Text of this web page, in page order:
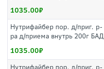
1035.00
Нутрифайбер пор. д/приг. р-
ра д/приема внутрь 200г БАД
1035.00
Нутрифайбер пор. д/приг. р-